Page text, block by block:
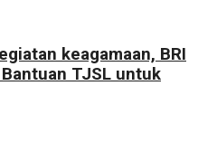
keagamaan, BRI
TJSL untuk